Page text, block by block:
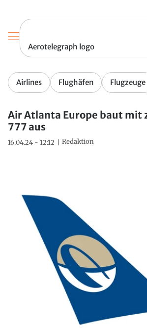
Aerotelegraph logo
Airlines Flughäfen Flugzeuge
Air Atlanta Europe baut mit
777 aus
16.04.24 - 12:12 Redaktion